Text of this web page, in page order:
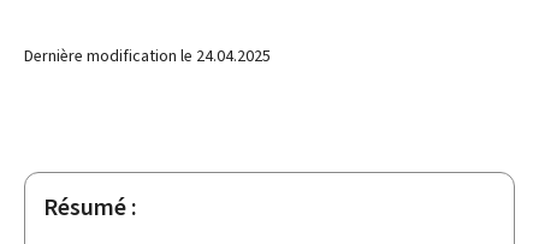
Dernière modification le 24.04.2025
Résumé :